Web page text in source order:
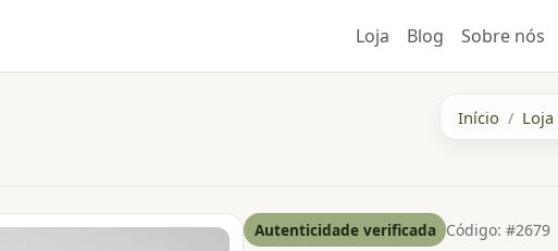
Loja Blog Sobre nós
Início Loja
Autenticidade verificada Código: #2679